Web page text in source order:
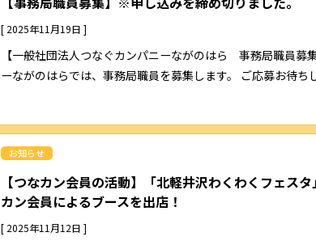
[ 2025年11月19日 ]
【一般社団法人つなぐカンパニーながのはら 事務局職員募
ーながのはらでは、事務局職員を募集します。 ご応募お
お知らせ
【つなカン会員の活動】「北軽井沢わくわくフェス
カン会員によるブースを出店！
[ 2025年11月12日 ]